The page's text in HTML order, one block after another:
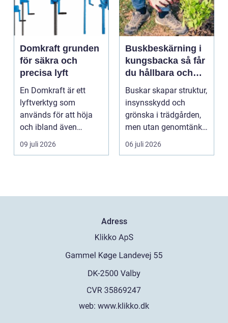
Domkraft grunden
för säkra och
precisa lyft
En Domkraft är ett
lyftverktyg som
används för att höja
och ibland även
positionera tunga
objekt, so...
09 juli 2026
Buskbeskärning i
kungsbacka så får
du hållbara och
vackra buskar året
runt
Buskar skapar struktur,
insynsskydd och
grönska i trädgården,
men utan genomtänkt
beskärning blir de...
06 juli 2026
Adress
web: www.klikko.dk